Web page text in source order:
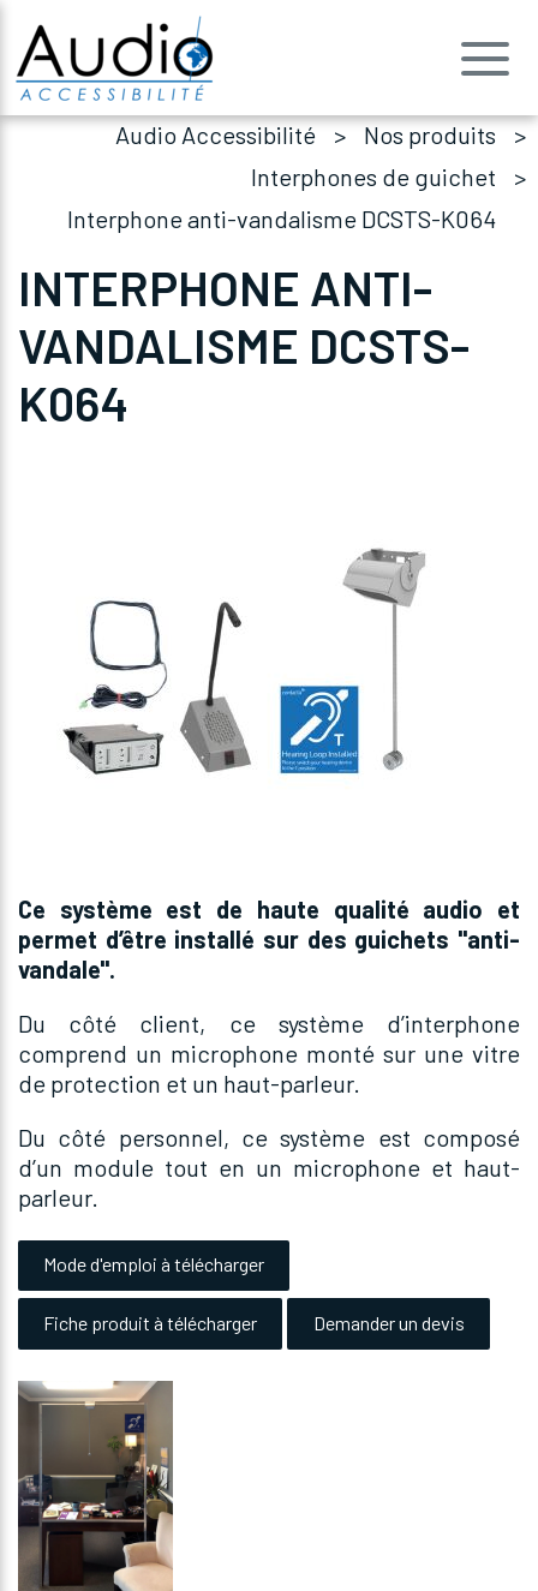
Audio Accessibilité
Nos produits
Interphones de guichet
Interphone anti-vandalisme DCSTS-K064
INTERPHONE ANTI-
VANDALISME DCSTS-
K064
Ce système est de haute qualité audio et
permet d’être installé sur des guichets "anti-
vandale".
Du côté client, ce système d’interphone
comprend un microphone monté sur une vitre
de protection et un haut-parleur.
Du côté personnel, ce système est composé
d’un module tout en un microphone et haut-
parleur.
Mode d'emploi à télécharger
Fiche produit à télécharger Demander un devis